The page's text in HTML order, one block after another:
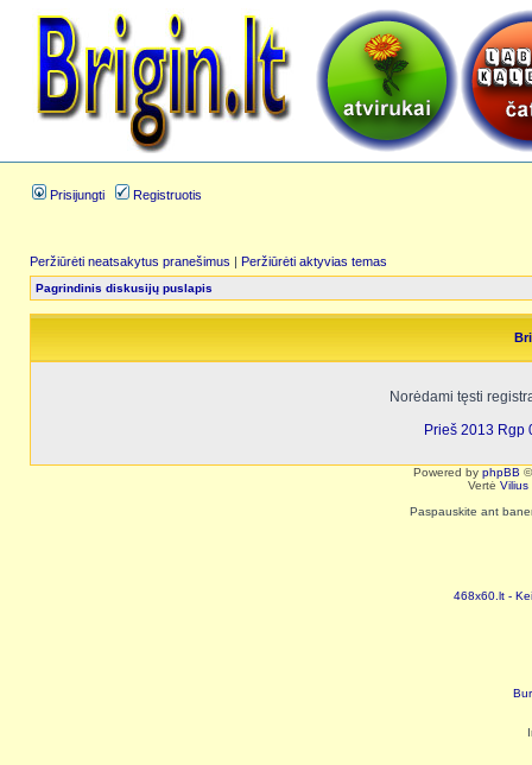
Prisijungti Registruotis
Peržiūrėti neatsakytus pranešimus | Peržiūrėti aktyvias temas
Pagrindinis diskusijų puslapis
Norėdami tęsti
Prieš 2013 Rgp
Powered by phpBB
Vertė Vilius
Paspauskite ant
468x60.lt -